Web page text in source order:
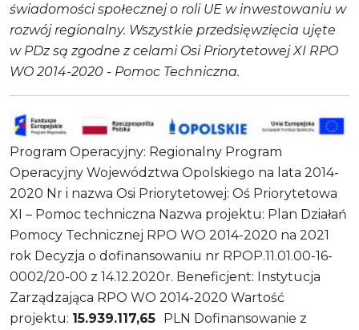
świadomości społecznej o roli UE w inwestowaniu w
rozwój regionalny. Wszystkie przedsięwzięcia ujęte
w PDz są zgodne z celami Osi Priorytetowej XI RPO
WO 2014-2020 - Pomoc Techniczna.
Program Operacyjny: Regionalny Program
Operacyjny Województwa Opolskiego na lata 2014-
2020 Nr i nazwa Osi Priorytetowej: Oś Priorytetowa
XI – Pomoc techniczna Nazwa projektu: Plan Działań
Pomocy Technicznej RPO WO 2014-2020 na 2021
rok Decyzja o dofinansowaniu nr RPOP.11.01.00-16-
0002/20-00 z 14.12.2020r. Beneficjent: Instytucja
Zarządzająca RPO WO 2014-2020 Wartość
projektu: 15.939.117,65 PLN Dofinansowanie z